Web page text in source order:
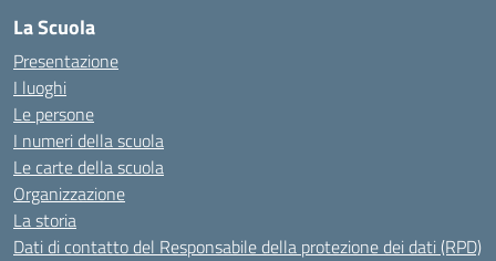
La Scuola
Presentazione
I luoghi
Le persone
I numeri della scuola
Le carte della scuola
Organizzazione
La storia
Dati di contatto del Responsabile della protezione dei dati (RPD)